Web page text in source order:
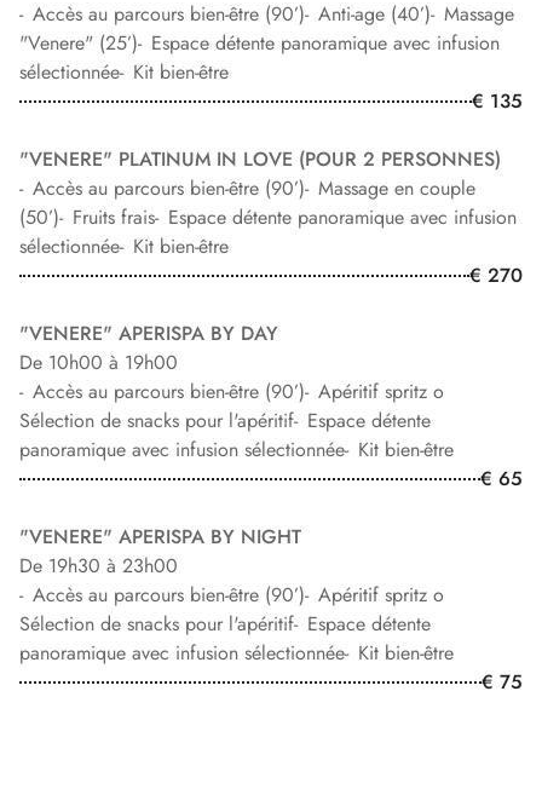
Accès au parcours bien-être (90’) Anti-age (40’) Massage
"Venere" (25’) Espace détente panoramique avec infusion
sélectionnée Kit bien-être
€ 135
"VENERE" PLATINUM IN LOVE (POUR 2 PERSONNES)
Accès au parcours bien-être (90’) Massage en couple
(50’) Fruits frais Espace détente panoramique avec infusion
sélectionnée Kit bien-être
€ 270
"VENERE" APERISPA BY DAY
De 10h00 à 19h00
Accès au parcours bien-être (90’) Apéritif spritz o
Sélection de snacks pour l'apéritif Espace détente
panoramique avec infusion sélectionnée Kit bien-être
€ 65
"VENERE" APERISPA BY NIGHT
De 19h30 à 23h00
Accès au parcours bien-être (90’) Apéritif spritz o
Sélection de snacks pour l'apéritif Espace détente
panoramique avec infusion sélectionnée Kit bien-être
€ 75